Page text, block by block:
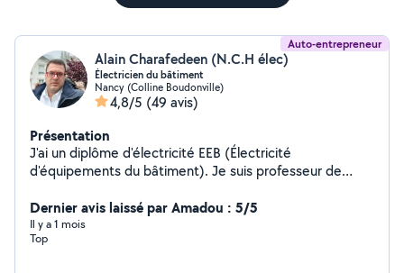
Auto-entrepreneur
Alain Charafedeen (N.C.H élec)
Électricien du bâtiment
Nancy (Colline Boudonville)
4,8/5 (49 avis)
Présentation
J'ai un diplôme d'électricité EEB (Électricité
d'équipements du bâtiment). Je suis professeur de
peux installer ou rénover l'électricité domestique. Je
peux faire un schéma électrique pour la maison. Je peux
faire un devis.
Dernier avis laissé par Amadou : 5/5
Il y a 1 mois
Top